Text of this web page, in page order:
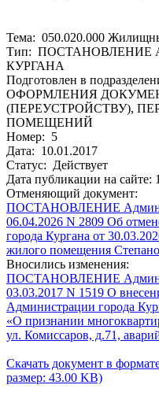
Тема: 050.020.000
Тип: ПОСТАНОВЛЕНИЕ
КУРГАНА
Подготовлен в
ОФОРМЛЕНИЯ
(ПЕРЕУСТРОЙСТВУ),
ПОМЕЩЕНИЙ
Номер: 5
Дата: 10.01.2017
Статус: Действует
Дата публикации на сайте:
Отменяющий документ:
ПОСТАНОВЛЕНИЕ
06.04.2026 N 2809 Об
города Кургана от
жилого помещения
Вносились изменения:
ПОСТАНОВЛЕНИЕ
03.03.2017 N 1519 О
Администрации города
«О признании
ул. Комиссаров, д.71,
Скачать документ в
размер: 43.00 KB)